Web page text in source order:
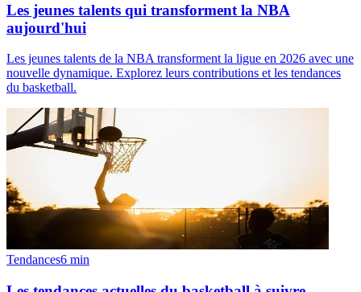
Les jeunes talents qui transforment la NBA
aujourd'hui
Les jeunes talents de la NBA transforment la ligue en 2026 avec une
nouvelle dynamique. Explorez leurs contributions et les tendances
du basketball.
Tendances6 min